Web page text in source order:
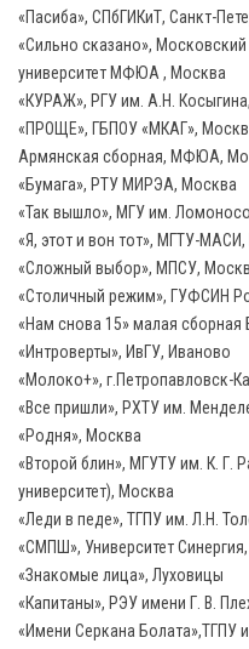
«Пасиба», СПбГИКиТ, Санкт-
«Сильно сказано»,
университет МФЮА , Москва
«КУРАЖ», РГУ им. А.Н.
«ПРОЩЕ», ГБПОУ «МКАГ»,
Армянская сборная, МФЮА,
«Бумага», РТУ МИРЭА, Москва
«Так вышло», МГУ им.
«Я, этот и вон тот», МГТУ-
«Сложный выбор», МПСУ,
«Столичный режим», ГУФСИН
«Нам снова 15» малая сборная
«Интроверты», ИвГУ, Иваново
«Молоко+», г.Петропавловск-
«Все пришли», РХТУ им.
«Родня», Москва
«Второй блин», МГУТУ им. К. Г.
университет), Москва
«Леди в педе», ТГПУ им. Л.Н.
«СМПШ», Университет
«Знакомые лица», Луховицы
«Капитаны», РЭУ имени Г. В.
«Имени Серкана Болата»,ТГПУ